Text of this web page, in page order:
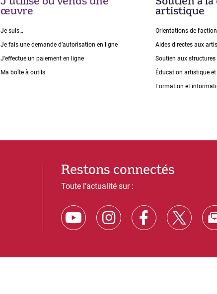
œuvre
Je suis…
Je fais une demande dʼautorisation en ligne
J'effectue un paiement en ligne
Ma boîte à outils
artistique
Orientations de
Aides directes aux
Soutien aux structures
Éducation artistique
Formation et
Restons connectés
Toute l’actualité sur :